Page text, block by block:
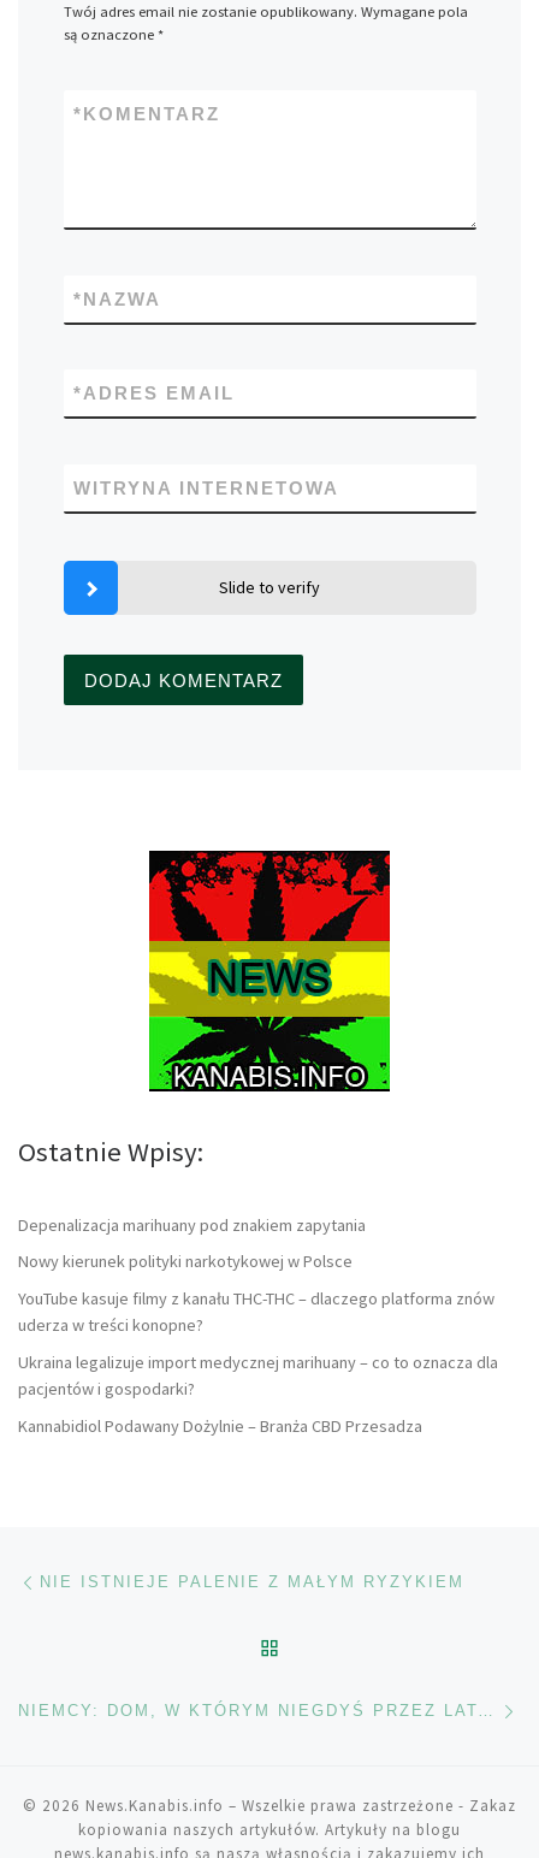
Twój adres email nie zostanie opublikowany. Wymagane pola
są oznaczone *
KOMENTARZ
*
NAZWA
*
ADRES EMAIL
*
WITRYNA INTERNETOWA
Slide to verify
Ostatnie Wpisy:
Depenalizacja marihuany pod znakiem zapytania
Nowy kierunek polityki narkotykowej w Polsce
YouTube kasuje filmy z kanału THC-THC – dlaczego platforma znów
uderza w treści konopne?
Ukraina legalizuje import medycznej marihuany – co to oznacza dla
pacjentów i gospodarki?
Kannabidiol Podawany Dożylnie – Branża CBD Przesadza
Nawigacja wpisu
NIE ISTNIEJE PALENIE Z MAŁYM RYZYKIEM
© 2026 News.Kanabis.info – Wszelkie prawa zastrzeżone - Zakaz
kopiowania naszych artykułów. Artykuły na blogu